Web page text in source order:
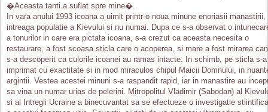
�Aceasta tanti a suflat spre mine�.
In vara anului 1993 icoana a uimit printr-o noua minune enoriasii manastirii,
intreaga populatie a Kievului si nu numai. Dupa ce s-a observat o
a tonurilor in care era pictata icoana, s-a crezut ca aceasta necesita o
restaurare, a fost scoasa sticla care o acoperea, si mare a fost mirarea
s-a descoperit ca culorile icoanei au ramas intacte. In schimb, pe sticla s-a
imprimat cu exactitate si in mod miraculos chipul Maicii Domnului, in
argintii. Vestea acestei minuni s-a raspandit rapid, iar in manastire au
sa vina un numar urias de pelerini. Mitropolitul Vladimir (Sabodan) al
si al Intregii Ucraine a binecuvantat sa se efectueze o investigatie stiintifica